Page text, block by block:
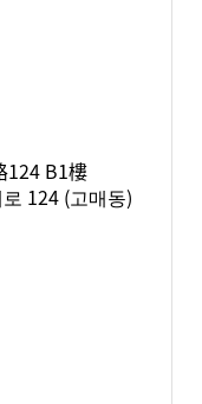
124 B1樓
124 (고매동)